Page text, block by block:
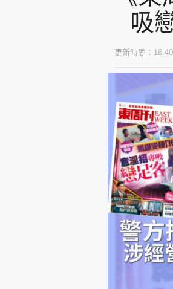
吸
更新時間：